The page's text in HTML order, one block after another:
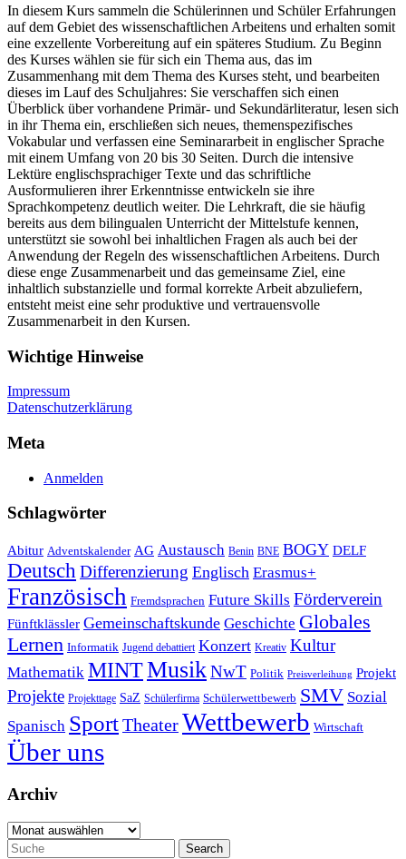
In diesem Kurs sammeln die Schülerinnen und Schüler Erfahrungen
auf dem Gebiet des wissenschaftlichen Arbeitens und erhalten somit
eine exzellente Vorbereitung auf ein späteres Studium. Zu Beginn
des Kurses wählen sie für sich ein Thema aus, das im
Zusammenhang mit dem Thema des Kurses steht, und bearbeiten
dieses im Lauf des Schuljahres: Sie verschaffen sich einen
Überblick über vorhandene Primär- und Sekundärliteratur, lesen sich
in ihr Thema ein, erschließen sich neues, themenspezifisches
Vokabular und verfassen eine Seminararbeit in englischer Sprache
mit einem Umfang von 20 bis 30 Seiten. Durch die intensive
Lektüre englischsprachiger Texte und das schriftliche
Ausformulieren ihrer Erkenntnisse entwickeln sie ihre
Sprachkompetenz deutlich weiter. Die Lehrkraft, die sie häufig
bereits aus dem bilingualen Unterricht der Mittelstufe kennen,
unterstützt sie sowohl bei inhaltlichen Fragen als auch bei der
Anwendung der Regeln des wissenschaftlichen Arbeitens. Durch
diese enge Zusammenarbeit und das gemeinsame Ziel, eine
inhaltlich substanzielle und formal korrekte Arbeit abzuliefern,
entsteht meist eine sehr produktive und vertrauensvolle
Zusammenarbeit in den Kursen.
Wichtige Hinweise
Impressum
Datenschutzerklärung
Meta
Anmelden
Schlagwörter
Abitur Adventskalender AG Austausch Benin BNE BOGY DELF
DeutschDifferenzierung Englisch Erasmus+
Französisch Fremdsprachen Future Skills Förderverein
Fünftklässler Gemeinschaftskunde Geschichte Globales
Lernen Informatik Jugend debattiert Konzert Kreativ Kultur
Mathematik MINTMusikNwT Politik Preisverleihung Projekt
Projekte Projekttage SaZ Schülerfirma Schülerwettbewerb SMV Sozial
Spanisch SportTheaterWettbewerb Wirtschaft
Über uns
Archiv
Archiv
Search